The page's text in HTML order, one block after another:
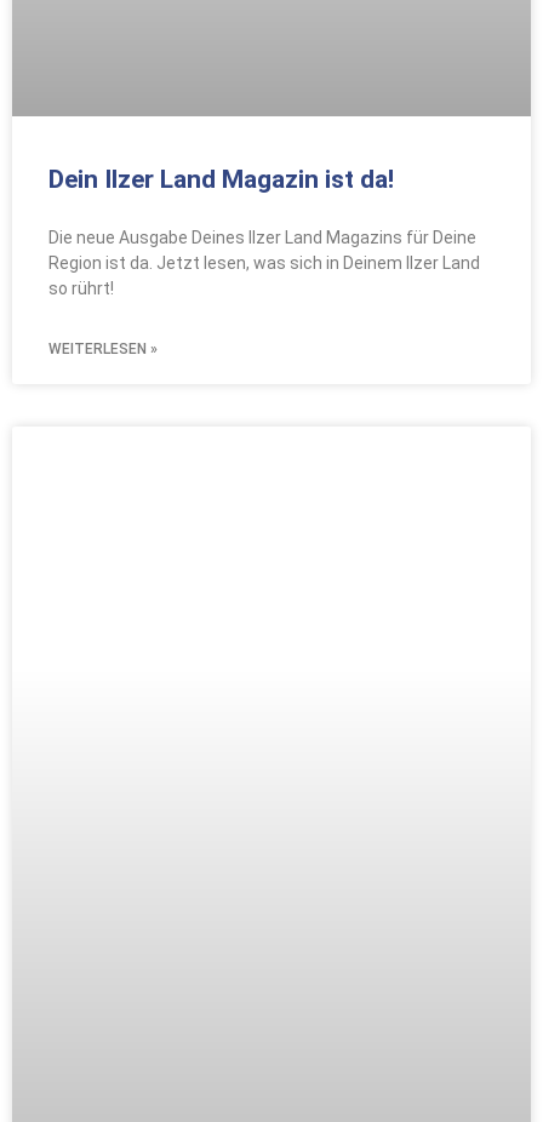
Dein Ilzer Land Magazin ist da!
Die neue Ausgabe Deines Ilzer Land Magazins für Deine
Region ist da. Jetzt lesen, was sich in Deinem Ilzer Land
so rührt!
WEITERLESEN »